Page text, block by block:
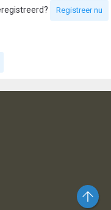
Registreer nu